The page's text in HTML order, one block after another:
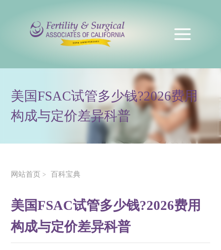
美国FSAC试管多少钱?2026费用
构成与定价差异科普
网站首页 > 百科宝典
美国FSAC试管多少钱?2026费用
构成与定价差异科普